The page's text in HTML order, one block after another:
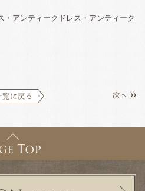
・アンティークドレス・アンティーク